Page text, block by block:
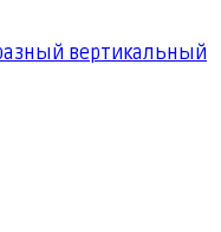
вертикальный